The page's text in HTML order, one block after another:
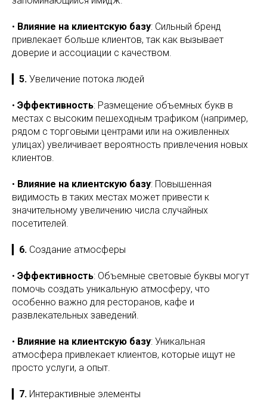
• Влияние на клиентскую базу: Сильный бренд
привлекает больше клиентов, так как вызывает
доверие и ассоциации с качеством.
5. Увеличение потока людей
• Эффективность: Размещение объемных букв в
местах с высоким пешеходным трафиком (например,
рядом с торговыми центрами или на оживленных
улицах) увеличивает вероятность привлечения новых
клиентов.
• Влияние на клиентскую базу: Повышенная
видимость в таких местах может привести к
значительному увеличению числа случайных
посетителей.
6. Создание атмосферы
• Эффективность: Объемные световые буквы могут
помочь создать уникальную атмосферу, что
особенно важно для ресторанов, кафе и
развлекательных заведений.
• Влияние на клиентскую базу: Уникальная
атмосфера привлекает клиентов, которые ищут не
просто услуги, а опыт.
7. Интерактивные элементы